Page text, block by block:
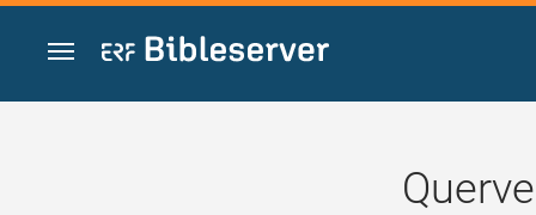
Zum Inhalt springen